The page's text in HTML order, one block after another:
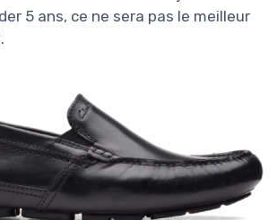
5 ans, ce ne sera pas le meilleur